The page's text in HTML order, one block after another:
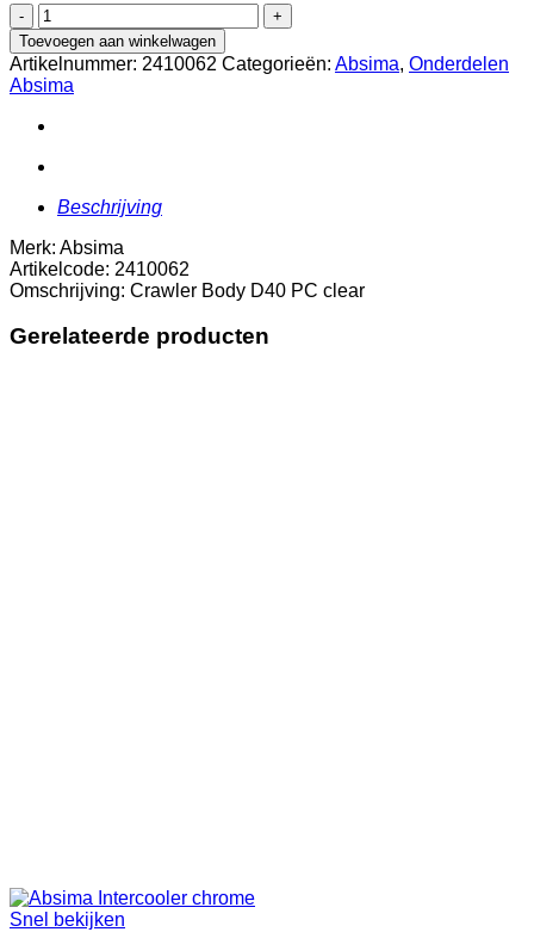
Crawler
Body
D40
PC
clear
aantal
Toevoegen aan winkelwagen
Artikelnummer: 2410062 Categorieën: Absima, Onderdelen
Absima
Beschrijving
Merk: Absima
Artikelcode: 2410062
Omschrijving: Crawler Body D40 PC clear
Gerelateerde producten
Snel bekijken